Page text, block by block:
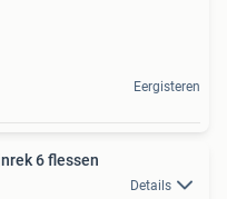
Eergisteren
6 flessen
Details